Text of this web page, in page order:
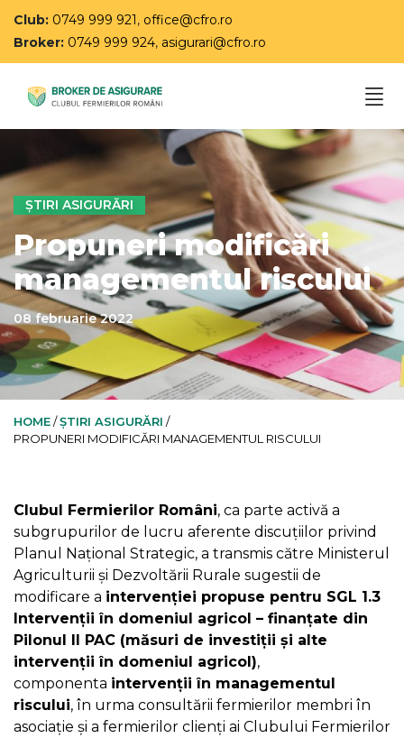
Club: 0749 999 921, office@cfro.ro
Broker: 0749 999 924, asigurari@cfro.ro
ȘTIRI ASIGURĂRI
Propuneri modificări
managementul riscului
08 februarie 2022
HOME/ȘTIRI ASIGURĂRI /
PROPUNERI MODIFICĂRI MANAGEMENTUL RISCULUI
Clubul Fermierilor Români, ca parte activă a
subgrupurilor de lucru aferente discuțiilor privind
Planul Național Strategic, a transmis către Ministerul
Agriculturii și Dezvoltării Rurale sugestii de
modificare a intervenției propuse pentru SGL 1.3
Intervenții în domeniul agricol – finanțate din
Pilonul II PAC (măsuri de investiții și alte
intervenții în domeniul agricol),
componenta intervenții în managementul
riscului, în urma consultării fermierilor membri în
asociație și a fermierilor clienți ai Clubului Fermierilor